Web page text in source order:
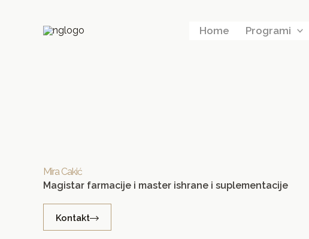
Home Programi
Mira Cakić
Magistar farmacije i master ishrane i suplementacije
Kontakt